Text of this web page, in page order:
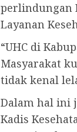
perlindungan
Layanan
“UHC di
Masyarakat
tidak kenal
Dalam hal ini
Kadis